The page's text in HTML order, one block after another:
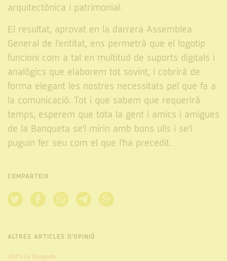
arquitectònica i patrimonial.
El resultat, aprovat en la darrera Assemblea
General de l'entitat, ens permetrà que el logotip
funcioni com a tal en multitud de suports digitals i
analògics que elaborem tot sovint, i cobrirà de
forma elegant les nostres necessitats pel que fa a
la comunicació. Tot i que sabem que requerirà
temps, esperem que tota la gent i amics i amigues
de la Banqueta se'l mirin amb bons ulls i se'l
puguin fer seu com el que l'ha precedit.
COMPARTEIX
ALTRES ARTICLES D'OPINIÓ
ADPN La Banqueta